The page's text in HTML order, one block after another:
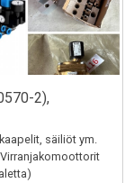
2),
säiliöt ym.